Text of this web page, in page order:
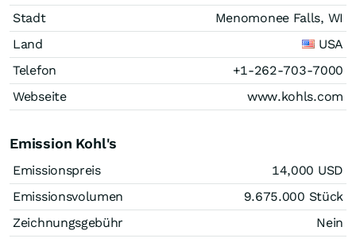
Stadt
Menomonee Falls, WI
Land
USA
Telefon
+1-262-703-7000
Webseite
www.kohls.com
Emission Kohl's
Emissionspreis 14,000 USD
Emissionsvolumen
9.675.000 Stück
Zeichnungsgebühr
Nein